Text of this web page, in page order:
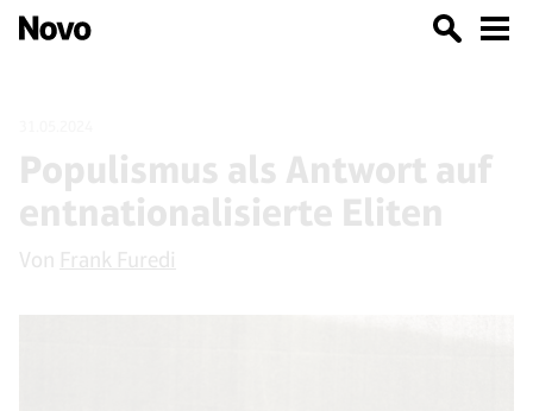
Populismus als Antwort auf
entnationalisierte Eliten
Von Frank Furedi